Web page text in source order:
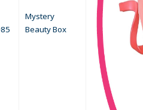
Mystery
Beauty Box